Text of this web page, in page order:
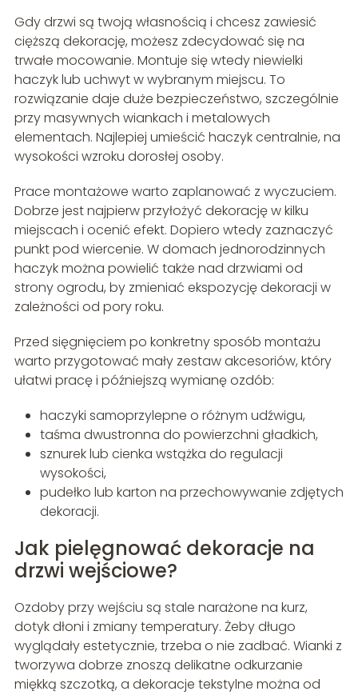
Gdy drzwi są twoją własnością i chcesz zawiesić
cięższą dekorację, możesz zdecydować się na
trwałe mocowanie. Montuje się wtedy niewielki
haczyk lub uchwyt w wybranym miejscu. To
rozwiązanie daje duże bezpieczeństwo, szczególnie
przy masywnych wiankach i metalowych
elementach. Najlepiej umieścić haczyk centralnie, na
wysokości wzroku dorosłej osoby.
Prace montażowe warto zaplanować z wyczuciem.
Dobrze jest najpierw przyłożyć dekorację w kilku
miejscach i ocenić efekt. Dopiero wtedy zaznaczyć
punkt pod wiercenie. W domach jednorodzinnych
haczyk można powielić także nad drzwiami od
strony ogrodu, by zmieniać ekspozycję dekoracji w
zależności od pory roku.
Przed sięgnięciem po konkretny sposób montażu
warto przygotować mały zestaw akcesoriów, który
ułatwi pracę i późniejszą wymianę ozdób:
haczyki samoprzylepne o różnym udźwigu,
taśma dwustronna do powierzchni gładkich,
sznurek lub cienka wstążka do regulacji
wysokości,
pudełko lub karton na przechowywanie zdjętych
dekoracji.
Jak pielęgnować dekoracje na
drzwi wejściowe?
Ozdoby przy wejściu są stale narażone na kurz,
dotyk dłoni i zmiany temperatury. Żeby długo
wyglądały estetycznie, trzeba o nie zadbać. Wianki z
tworzywa dobrze znoszą delikatne odkurzanie
miękką szczotką, a dekoracje tekstylne można od